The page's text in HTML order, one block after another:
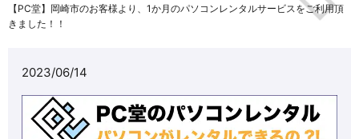
【PC堂】岡崎市のお客様より、1か月のパソコンレンタルサービスをご利用頂
きました！！
2023/06/14